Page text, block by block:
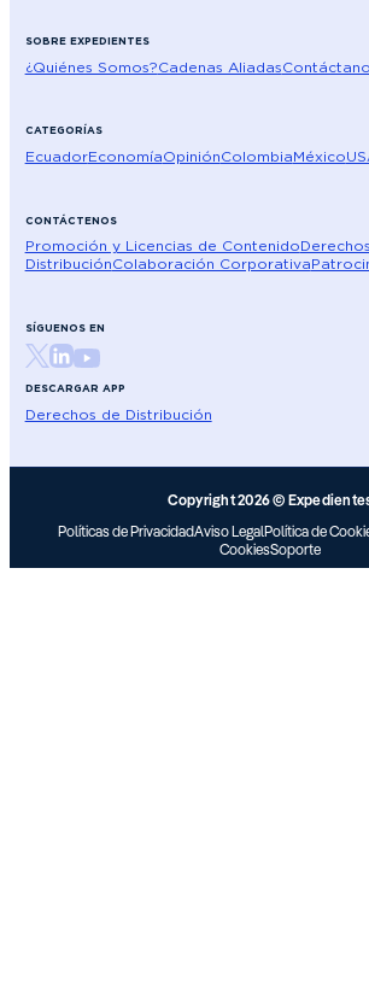
SOBRE EXPEDIENTES
¿Quiénes Somos?Cadenas Aliadas
CATEGORÍAS
EcuadorEconomíaOpiniónColombiaMéxico
CONTÁCTENOS
Promoción y Licencias de Contenido
DistribuciónColaboración Corporativa
SÍGUENOS EN
DESCARGAR APP
Derechos de Distribución
Copyright 2026 ©
Políticas de PrivacidadAviso LegalPolítica de
CookiesSoporte